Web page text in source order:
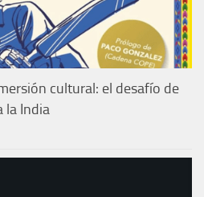
cultural: el desafío de
la India